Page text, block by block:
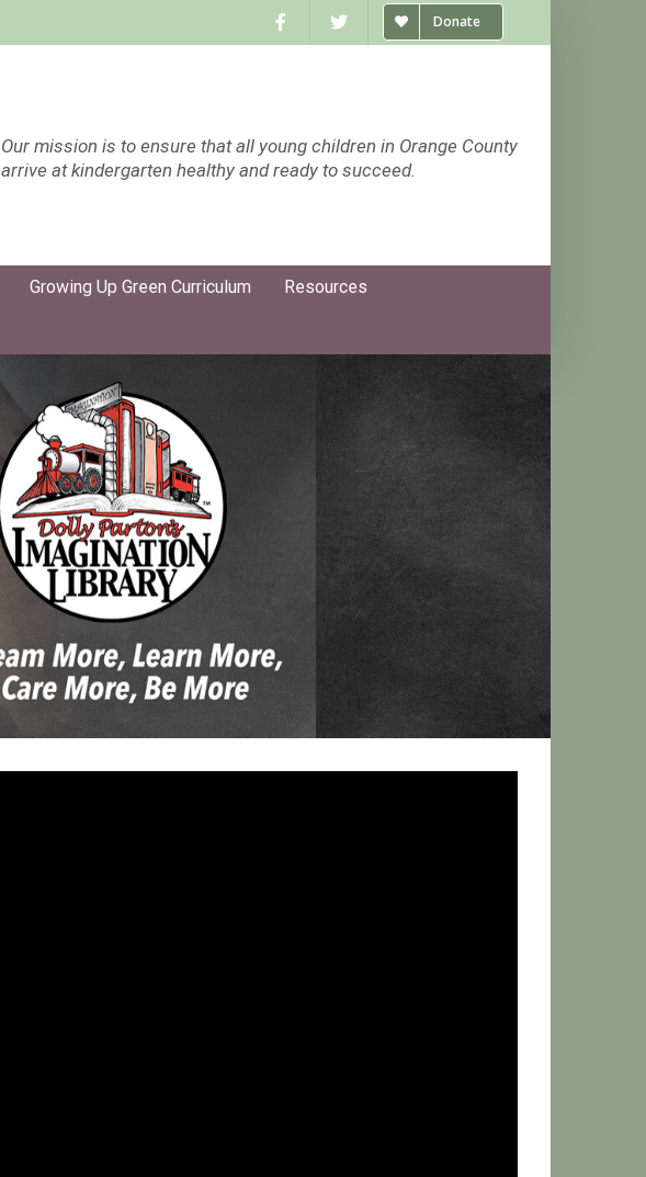
Donate
Our mission is to ensure that all young children in Orange County
arrive at kindergarten healthy and ready to succeed.
Growing Up Green Curriculum Resources